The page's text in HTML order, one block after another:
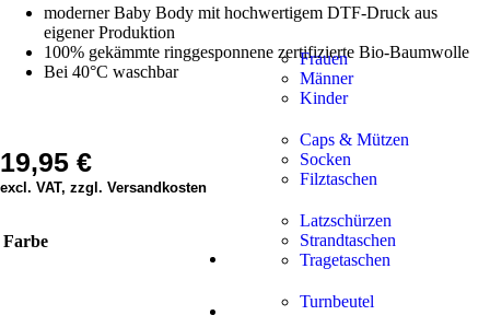
Frauen
Männer
Kinder
Caps & Mützen
Socken
Filztaschen
Latzschürzen
Strandtaschen
Tragetaschen
Turnbeutel
moderner Baby Body mit hochwertigem DTF-Druck aus
eigener Produktion
100% gekämmte ringgesponnene zertifizierte Bio-Baumwolle
Bei 40°C waschbar
19,95 €
excl. VAT, zzgl. Versandkosten
Farbe